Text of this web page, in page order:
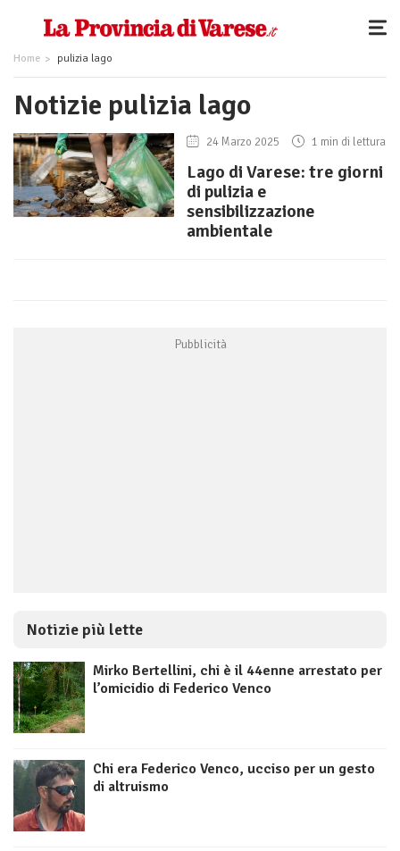
Home pulizia lago
Notizie pulizia lago
24 Marzo 2025 1 min di lettura
Lago di Varese: tre giorni
di pulizia e
sensibilizzazione
ambientale
Notizie più lette
Mirko Bertellini, chi è il 44enne arrestato per
l’omicidio di Federico Venco
Chi era Federico Venco, ucciso per un gesto
di altruismo